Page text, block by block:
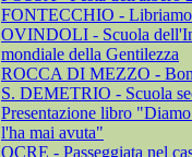
FONTECCHIO -
OVINDOLI - Scuola
mondiale della Gentilezza
ROCCA DI MEZZO -
S. DEMETRIO - Scuola
Presentazione libro
l'ha mai avuta"
OCRE - Passeggiata nel